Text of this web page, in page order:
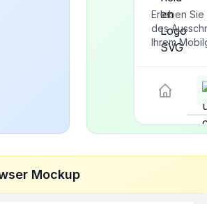
Erleben
des
Ihrem
Mockup